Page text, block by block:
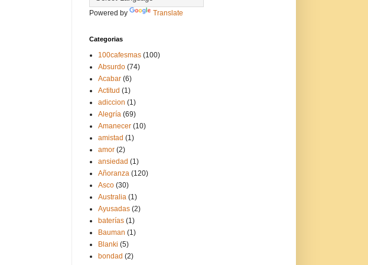
Powered by Translate
Categorias
100cafesmas (100)
Absurdo (74)
Acabar (6)
Actitud (1)
adiccion (1)
Alegría (69)
Amanecer (10)
amistad (1)
amor (2)
ansiedad (1)
Añoranza (120)
Asco (30)
Australia (1)
Ayusadas (2)
baterías (1)
Bauman (1)
Blanki (5)
bondad (2)